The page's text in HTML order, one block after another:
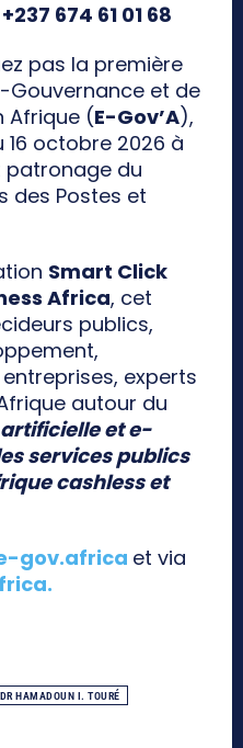
+237 674 61 01 68
pas la première
Gouvernance et de
Afrique (E-Gov’A),
16 octobre 2026 à
patronage du
des Postes et
Smart Click
Africa, cet
publics,
experts
autour du
et e-
services publics
cashless et
gov.africa et via
.
DR HAMADOUN I. TOURÉ